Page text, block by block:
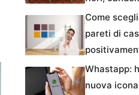
Come
pareti di
Whastapp:
nuova